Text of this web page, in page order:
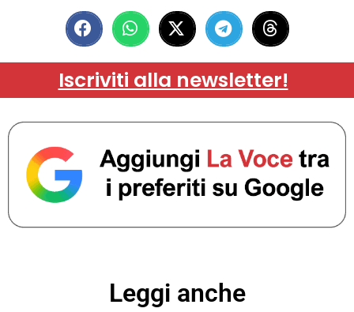
Iscriviti alla newsletter!
Leggi anche